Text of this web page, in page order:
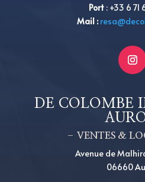
Port : +33 6 71
Mail :
DE COLOMBE
– VENTES &
Avenue de
06660